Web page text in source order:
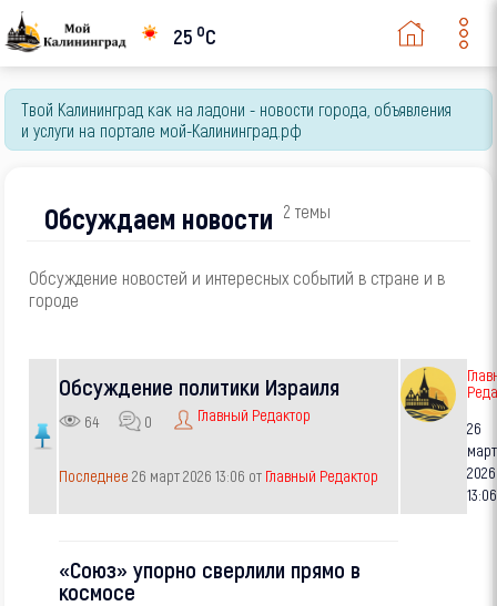
25 oC
Твой Калининград как на ладони - новости города, объявления
и услуги на портале мой-Калининград.рф
Обсуждаем новости 2 темы
Обсуждение новостей и интересных событий в стране и в
городе
Обсуждение политики Израиля
64 0 Главный Редактор
Последнее 26 март 2026 13:06 от Главный Редактор
26
март
2026
13:06
«Союз» упорно сверлили прямо в
космосе